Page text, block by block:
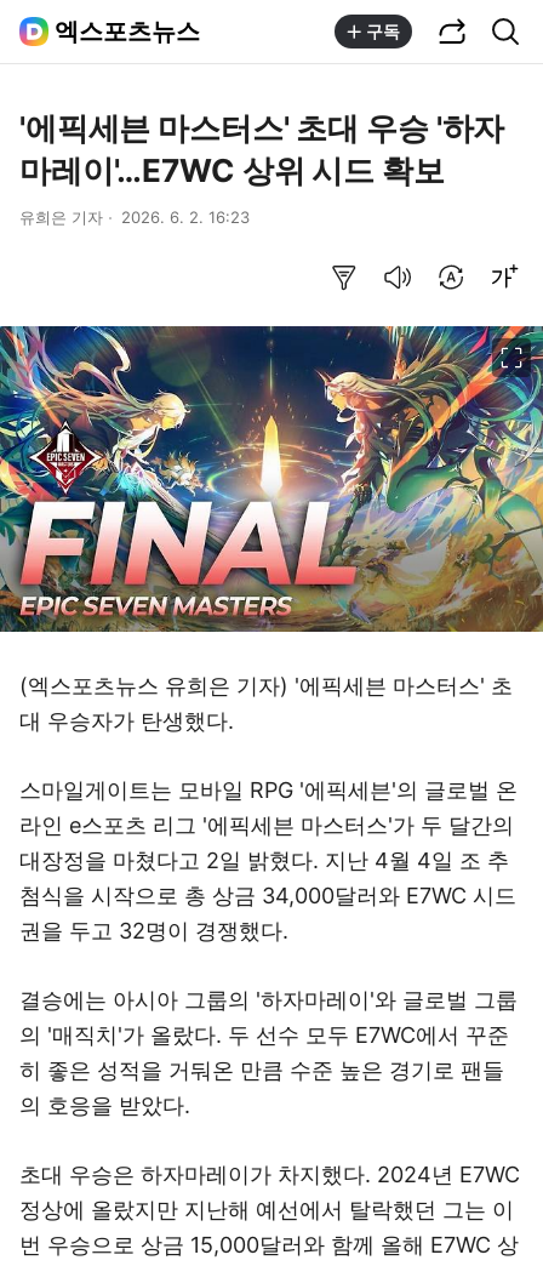
엑스포츠뉴스 구독
'에픽세븐 마스터스' 초대 우승 '하자
마레이'…E7WC 상위 시드 확보
유희은 기자 2026. 6. 2. 16:23
(엑스포츠뉴스 유희은 기자) '에픽세븐 마스터스' 초
대 우승자가 탄생했다.
스마일게이트는 모바일 RPG '에픽세븐'의 글로벌 온
라인 e스포츠 리그 '에픽세븐 마스터스'가 두 달간의
대장정을 마쳤다고 2일 밝혔다. 지난 4월 4일 조 추
첨식을 시작으로 총 상금 34,000달러와 E7WC 시드
권을 두고 32명이 경쟁했다.
결승에는 아시아 그룹의 '하자마레이'와 글로벌 그룹
의 '매직치'가 올랐다. 두 선수 모두 E7WC에서 꾸준
히 좋은 성적을 거둬온 만큼 수준 높은 경기로 팬들
의 호응을 받았다.
초대 우승은 하자마레이가 차지했다. 2024년 E7WC
정상에 올랐지만 지난해 예선에서 탈락했던 그는 이
번 우승으로 상금 15,000달러와 함께 올해 E7WC 상